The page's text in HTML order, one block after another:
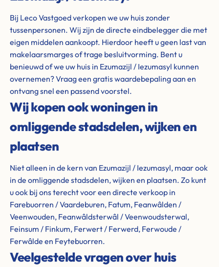
Bij Leco Vastgoed verkopen we uw huis zonder
tussenpersonen. Wij zijn de directe eindbelegger die met
eigen middelen aankoopt. Hierdoor heeft u geen last van
makelaarsmarges of trage besluitvorming. Bent u
benieuwd of we uw huis in Ezumazijl / Iezumasyl kunnen
overnemen? Vraag een gratis waardebepaling aan en
ontvang snel een passend voorstel.
Wij kopen ook woningen in
omliggende stadsdelen, wijken en
plaatsen
Niet alleen in de kern van Ezumazijl / Iezumasyl, maar ook
in de omliggende stadsdelen, wijken en plaatsen. Zo kunt
u ook bij ons terecht voor een directe verkoop in
Farebuorren / Vaardeburen, Fatum, Feanwâlden /
Veenwouden, Feanwâldsterwâl / Veenwoudsterwal,
Feinsum / Finkum, Ferwert / Ferwerd, Ferwoude /
Ferwâlde en Feytebuorren.
Veelgestelde vragen over huis